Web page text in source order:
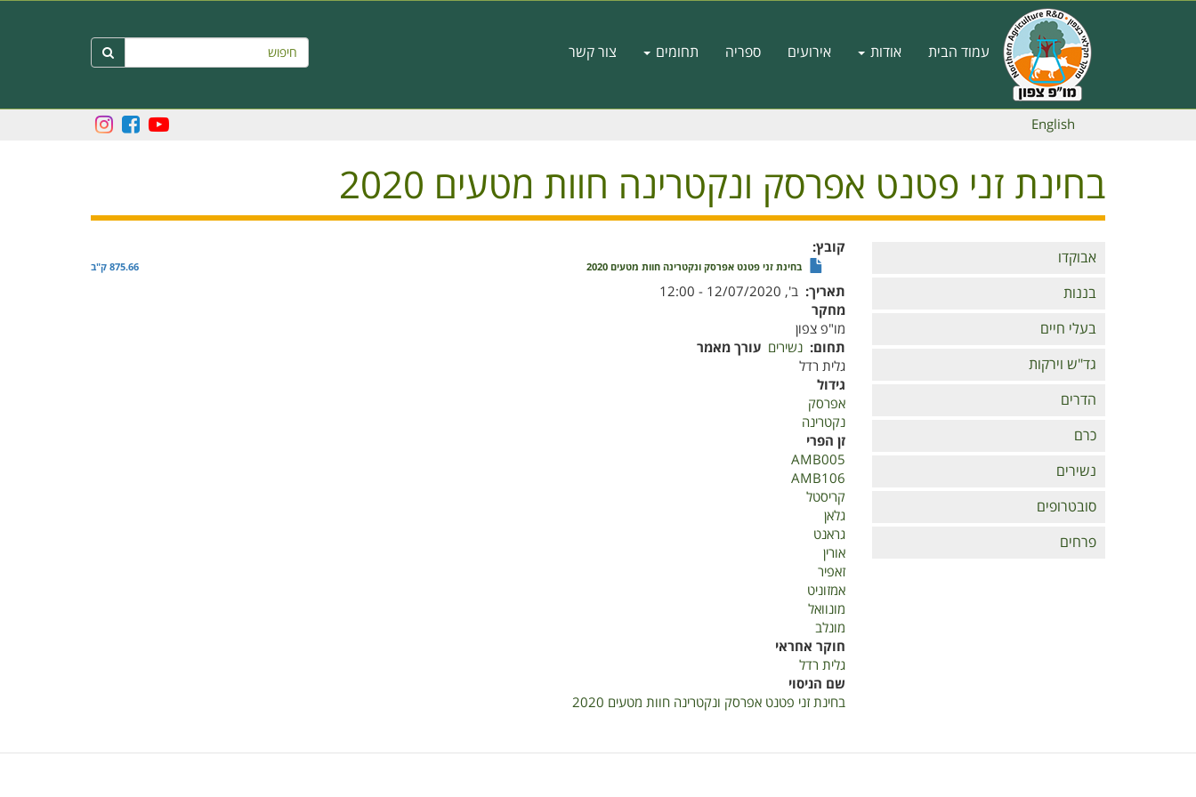
Main
navigation
עמוד הבית אודות אירועים ספריה תחומים צור קשר חיפוש 
English
בחינת זני פטנט אפרסק ונקטרינה חוות מטעים 2020
Branches
אבוקדו
בננות
בעלי חיים
גד"ש וירקות
הדרים
כרם
נשירים
סובטרופים
פרחים
קובץ
בחינת זני פטנט אפרסק ונקטרינה חוות מטעים 2020 875.66 ק"ב
תאריך ב', 12/07/2020 - 12:00
מחקר
מו"פ צפון
תחום נשירים עורך מאמר
גלית רדל
גידול
אפרסק
נקטרינה
זן הפרי
AMB005
AMB106
קריסטל
גלאן
גראנט
אורין
זאפיר
אמזוניט
מונוואל
מונלב
חוקר אחראי
גלית רדל
שם הניסוי
בחינת זני פטנט אפרסק ונקטרינה חוות מטעים 2020